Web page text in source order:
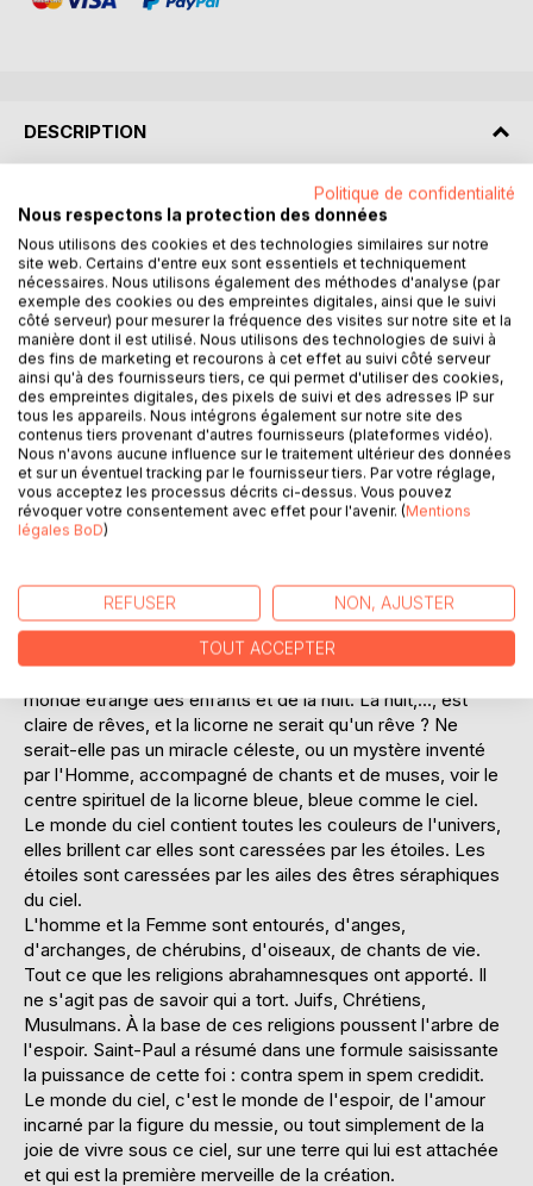
DESCRIPTION
Le monde du ciel est la source et l'aboutissement de la
vie.
Au-delà des religions, il offre aux humains la perception des
étoiles et du soleil. De façon spontanée, les êtres vivants
ont tendance à lever leurs regards vers ce qui les couvre,
comme un drap bleu, d'un bleu ciel , le jour et d'un bleu nuit
la nuit. L'humain dans sa vie est entouré de draps, comme
des portes qui s'ouvrent poussées par un vent stellaire car
le vent accompagne l'homme et la femme sur les sentiers
de la vie. Vivre c'est être en liberté, c'est ne pas mourir. Le
cheval ferme les portes de la mort par la passion et
l'appétit pour la liberté.
La mort est la seule prison dont on ne sort jamais, sauf
pour quelques mystiques, quelques poètes, pensent la
du monde. Comme la licorne bleue, gardienne de la vie, a
comme ciel,les oiseaux et les anges. L'Homme connaît les
oiseaux, et le monde séraphique, et par les chants. Mais
pour la licorne c'est plus subtil la licorne invisible dans le
monde étrange des enfants et de la nuit. La nuit,..., est
claire de rêves, et la licorne ne serait qu'un rêve ? Ne
serait-elle pas un miracle céleste, ou un mystère inventé
par l'Homme, accompagné de chants et de muses, voir le
centre spirituel de la licorne bleue, bleue comme le ciel.
Le monde du ciel contient toutes les couleurs de l'univers,
elles brillent car elles sont caressées par les étoiles. Les
étoiles sont caressées par les ailes des êtres séraphiques
du ciel.
L'homme et la Femme sont entourés, d'anges,
d'archanges, de chérubins, d'oiseaux, de chants de vie.
Tout ce que les religions abrahamnesques ont apporté. Il
ne s'agit pas de savoir qui a tort. Juifs, Chrétiens,
Musulmans. À la base de ces religions poussent l'arbre de
l'espoir. Saint-Paul a résumé dans une formule saisissante
la puissance de cette foi : contra spem in spem credidit.
Le monde du ciel, c'est le monde de l'espoir, de l'amour
incarné par la figure du messie, ou tout simplement de la
joie de vivre sous ce ciel, sur une terre qui lui est attachée
et qui est la première merveille de la création.
Politique de confidentialité
Nous respectons la protection des données
Nous utilisons des cookies et des technologies similaires sur notre
site web. Certains d'entre eux sont essentiels et techniquement
nécessaires. Nous utilisons également des méthodes d'analyse (par
exemple des cookies ou des empreintes digitales, ainsi que le suivi
côté serveur) pour mesurer la fréquence des visites sur notre site et la
manière dont il est utilisé. Nous utilisons des technologies de suivi à
des fins de marketing et recourons à cet effet au suivi côté serveur
ainsi qu'à des fournisseurs tiers, ce qui permet d'utiliser des cookies,
des empreintes digitales, des pixels de suivi et des adresses IP sur
tous les appareils. Nous intégrons également sur notre site des
contenus tiers provenant d'autres fournisseurs (plateformes vidéo).
Nous n'avons aucune influence sur le traitement ultérieur des données
et sur un éventuel tracking par le fournisseur tiers. Par votre réglage,
vous acceptez les processus décrits ci-dessus. Vous pouvez
révoquer votre consentement avec effet pour l'avenir. (Mentions
légales BoD)
REFUSER NON, AJUSTER
TOUT ACCEPTER